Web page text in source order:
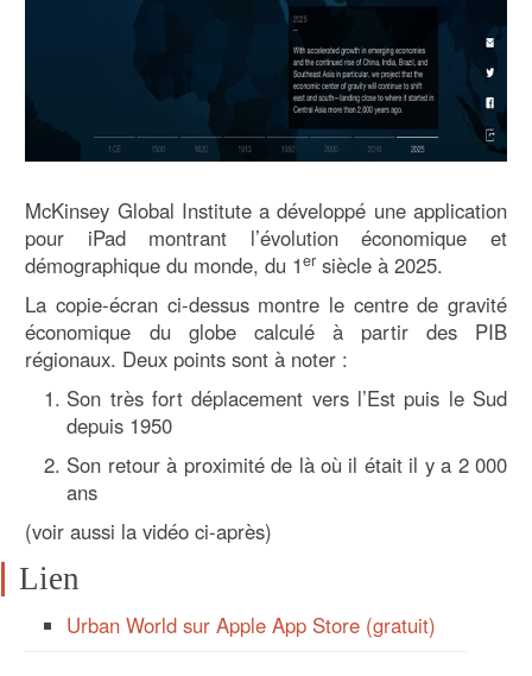
McKinsey Global Institute a développé une application
pour iPad montrant l’évolution économique et
démographique du monde, du 1er siècle à 2025.
La copie-écran ci-dessus montre le centre de gravité
économique du globe calculé à partir des PIB
régionaux. Deux points sont à noter :
Son très fort déplacement vers l’Est puis le Sud
depuis 1950
Son retour à proximité de là où il était il y a 2 000
ans
(voir aussi la vidéo ci-après)
Lien
Urban World sur Apple App Store (gratuit)